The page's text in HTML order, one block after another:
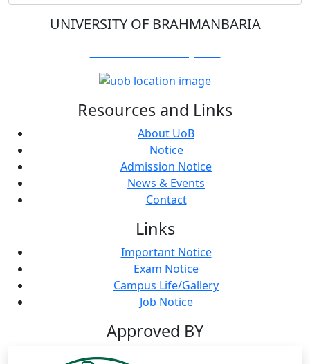
UNIVERSITY OF BRAHMANBARIA
Resources and Links
About UoB
Notice
Admission Notice
News & Events
Contact
Links
Important Notice
Exam Notice
Campus Life/Gallery
Job Notice
Approved BY